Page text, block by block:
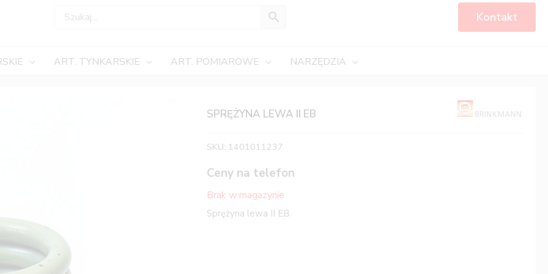
Kontakt
ART. TYNKARSKIE ART. POMIAROWE NARZĘDZIA
SPRĘŻYNA LEWA II EB
SKU: 1401011237
Ceny na telefon
Brak w magazynie
Sprężyna lewa II EB